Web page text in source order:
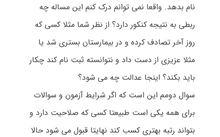
نام بدهد. واقعا نمی توانم درک کنم این مساله چه
ربطی به نتیجه کنکور دارد؟ از نظر شما مثلا کسی که
روز آخر تصادف کرده و در بیمارستان بستری شد یا
مثلا عزیزی از دست داد و نتوانسته ثبت نام کند چکار
باید بکند؟ اینجا عدالت چه می شود؟
سوال دومم این است که اگر شرایط آزمون و سوالات
برای همه یکی است طبیعتا کسی که صلاحیت دارد و
بتواند رتبه بهتری کسب کند نهایتا قبول می شود حالا